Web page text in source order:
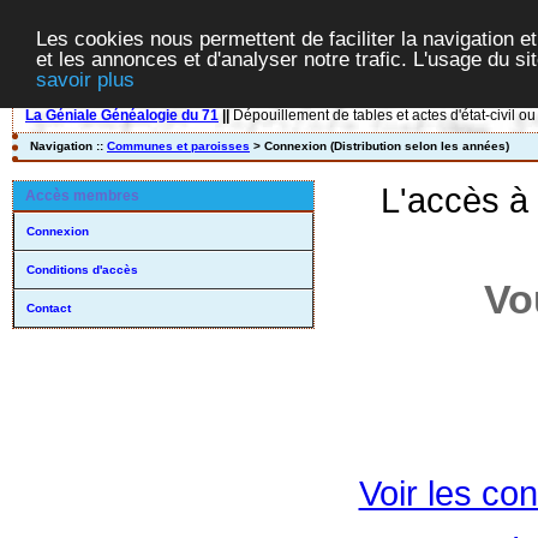
Les cookies nous permettent de faciliter la navigation
et les annonces et d'analyser notre trafic. L'usage du
savoir plus
La Géniale Généalogie du 71 Dépouillement de tables et actes d'état-civil
Navigation :: Communes et paroisses > Connexion (Distribution selon les années)
Accès membres
Connexion
Conditions d'accès
Contact
L'accès
Voir les